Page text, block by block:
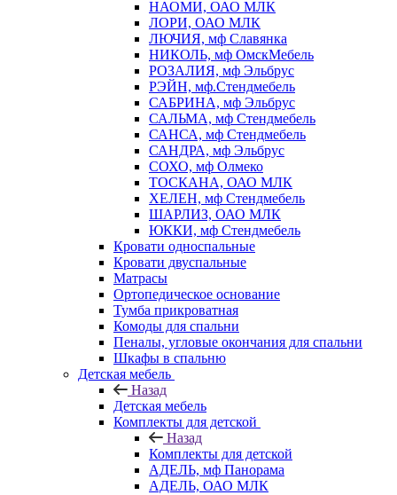
НАОМИ, ОАО МЛК
ЛОРИ, ОАО МЛК
ЛЮЧИЯ, мф Славянка
НИКОЛЬ, мф ОмскМебель
РОЗАЛИЯ, мф Эльбрус
РЭЙН, мф.Стендмебель
САБРИНА, мф Эльбрус
САЛЬМА, мф Стендмебель
САНСА, мф Стендмебель
САНДРА, мф Эльбрус
СОХО, мф Олмеко
ТОСКАНА, ОАО МЛК
ХЕЛЕН, мф Стендмебель
ШАРЛИЗ, ОАО МЛК
ЮККИ, мф Стендмебель
Кровати односпальные
Кровати двуспальные
Матрасы
Ортопедическое основание
Тумба прикроватная
Комоды для спальни
Пеналы, угловые окончания для спальни
Шкафы в спальню
Детская мебель
Назад
Детская мебель
Комплекты для детской
Назад
Комплекты для детской
АДЕЛЬ, мф Панорама
АДЕЛЬ, ОАО МЛК